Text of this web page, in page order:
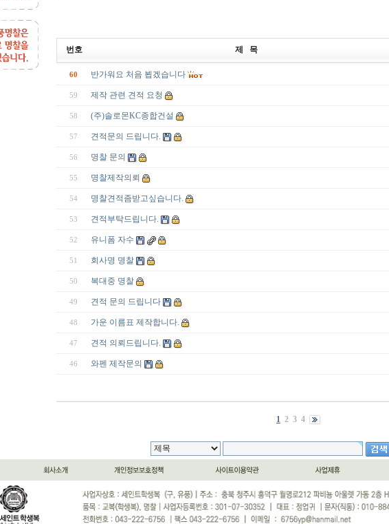
번호 제 목
60 반가워요 처음 뵙겠습니다
59 제작 관련 견적 요청
58 (주)솔로몬KC종합건설
57 견적문의 드립니다.
56 명찰 문의
55 명찰제작의뢰
54 명찰견적좀받고싶습니다.
53 견적부탁드립니다.
52 유니폼 자수
51 회사명 명찰
50 복대중 명찰
49 견적 문의 드립니다
48 가운 이름표 제작합니다.
47 견적 의뢰드립니다.
46 와펜 제작문의
1 2 3 4